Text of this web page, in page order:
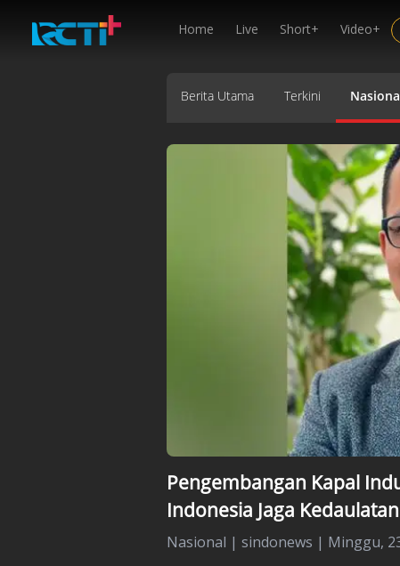
Home Live Short+ Video+
Berita Utama Terkini
Pengembangan Kapal
Indonesia Jaga
Nasional | sindonews | Minggu,